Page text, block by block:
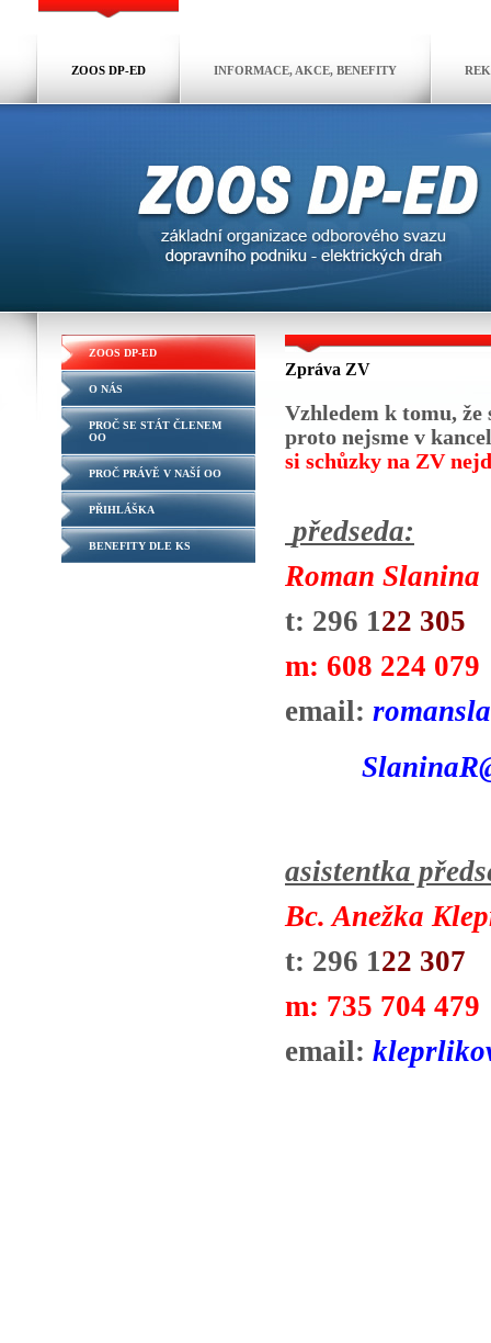
Zpráva ZV
Vzhledem k tomu, že
proto nejsme v
si schůzky na ZV
předseda:
Roman Slanina
t: 296 122 305
m: 608 224 079
email:
asistentka
Bc. Anežka
t: 296 122 307
m: 735 704 479
email:
ZOOS DP-ED
O NÁS
PROČ SE STÁT ČLENEM
OO
PROČ PRÁVĚ V NAŠÍ OO
PŘIHLÁŠKA
BENEFITY DLE KS
ZOOS DP-ED INFORMACE, AKCE, BENEFITY